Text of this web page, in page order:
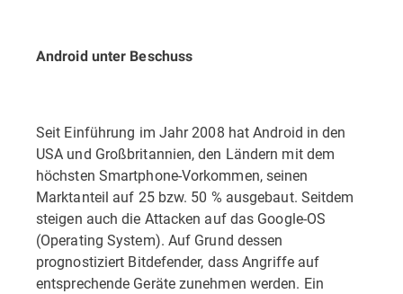
Android unter Beschuss
Seit Einführung im Jahr 2008 hat Android in den
USA und Großbritannien, den Ländern mit dem
höchsten Smartphone-Vorkommen, seinen
Marktanteil auf 25 bzw. 50 % ausgebaut. Seitdem
steigen auch die Attacken auf das Google-OS
(Operating System). Auf Grund dessen
prognostiziert Bitdefender, dass Angriffe auf
entsprechende Geräte zunehmen werden. Ein